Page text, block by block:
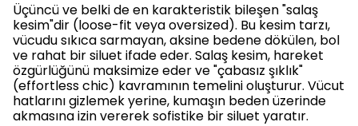
Üçüncü ve belki de en karakteristik bileşen "salaş
kesim"dir (loose-fit veya oversized). Bu kesim tarzı,
vücudu sıkıca sarmayan, aksine bedene dökülen, bol
ve rahat bir siluet ifade eder. Salaş kesim, hareket
özgürlüğünü maksimize eder ve "çabasız şıklık"
(effortless chic) kavramının temelini oluşturur. Vücut
hatlarını gizlemek yerine, kumaşın beden üzerinde
akmasına izin vererek sofistike bir siluet yaratır.